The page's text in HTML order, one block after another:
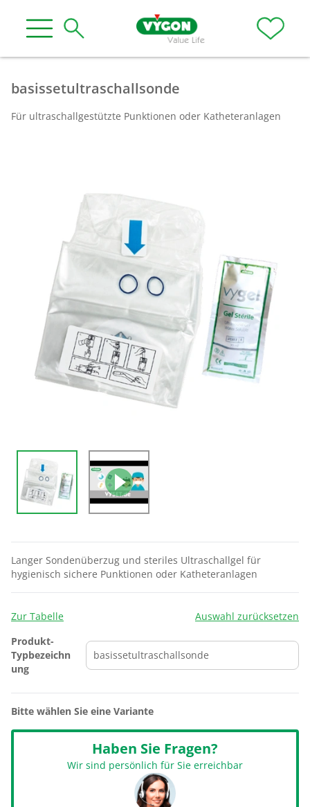
basissetultraschallsonde
Für ultraschallgestützte Punktionen oder Katheteranlagen
Langer Sondenüberzug und steriles Ultraschallgel für
hygienisch sichere Punktionen oder Katheteranlagen
Zur Tabelle
Auswahl zurücksetzen
Produkt-
Typbezeichn
ung
Bitte wählen Sie eine Variante
Haben Sie Fragen?
Wir sind persönlich für Sie erreichbar